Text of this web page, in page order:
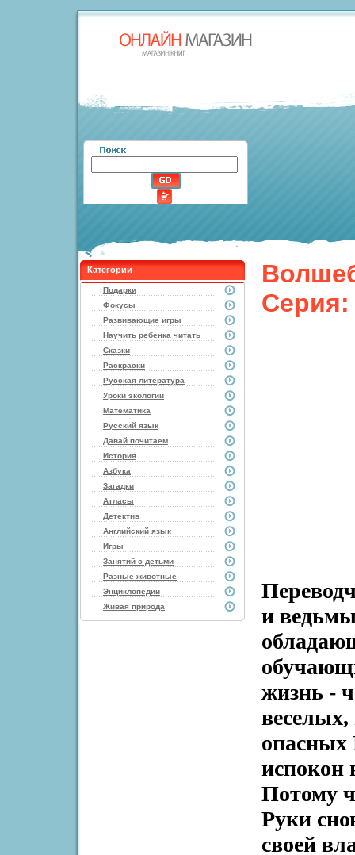
Категории
Подарки
Фокусы
Развивающие игры
Научить ребенка читать
Сказки
Раскраски
Русская литература
Уроки экологии
Математика
Русский язык
Давай почитаем
История
Азбука
Загадки
Атласы
Детектив
Английский язык
Игры
Занятий с детьми
Разные животные
Энциклопедии
Живая природа
и
жизнь -
опасных
испокон
Потому
Руки
своей